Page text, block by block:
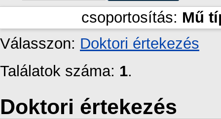
csoportosítás: Mű
Válasszon: Doktori értekezés
Találatok száma: 1.
Doktori értekezés